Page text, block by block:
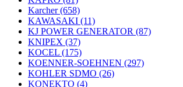
Karcher(658)
KAWASAKI (11)
KJ POWER GENERATOR (87)
KNIPEX (37)
KOCEL (175)
KOENNER-SOEHNEN (297)
KOHLER SDMO (26)
KONEKTO (4)